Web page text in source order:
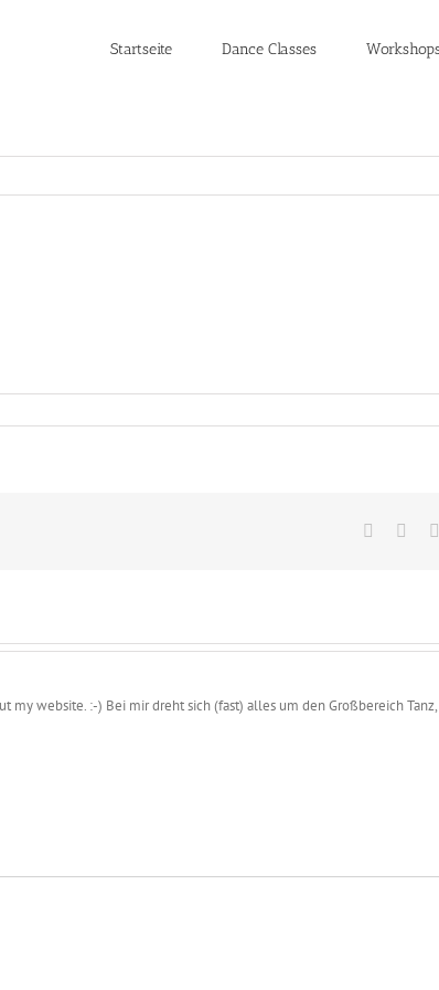
Startseite Dance Classes
Facebook
my website. :-) Bei mir dreht sich (fast) alles um den Großbereich